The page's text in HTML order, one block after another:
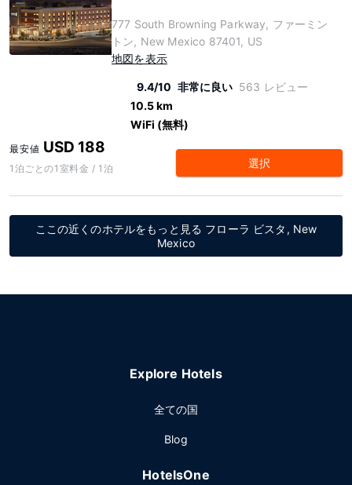
777 South Browning Parkway, ファーミン
トン, New Mexico 87401, US
地図を表示
9.4/10 非常に良い 563 レビュー
10.5 km
WiFi (無料)
最安値 USD 188
1泊ごとの1室料金 / 1泊 選択
ここの近くのホテルをもっと見る フローラ ビスタ, New
Mexico
Explore Hotels
全ての国
Blog
HotelsOne